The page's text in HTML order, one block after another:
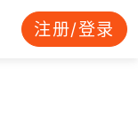
注册/登录